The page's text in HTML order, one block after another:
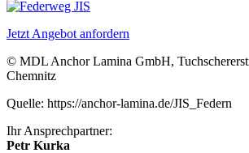
Jetzt Angebot anfordern
© MDL Anchor Lamina GmbH,
Chemnitz
Quelle: https://anchor-lamina.de/JIS_Federn
Ihr Ansprechpartner:
Petr Kurka